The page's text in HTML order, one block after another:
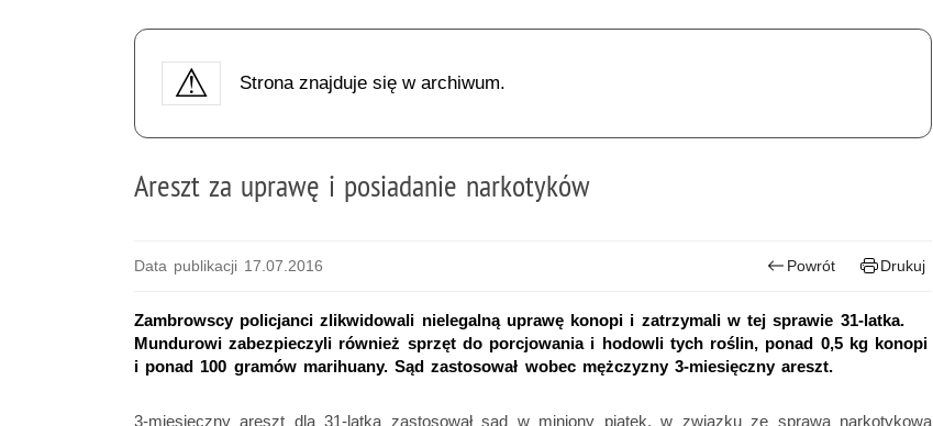
Strona znajduje się w archiwum.
Areszt za uprawę i posiadanie narkotyków
Data publikacji 17.07.2016 Powrót Drukuj
Zambrowscy policjanci zlikwidowali nielegalną uprawę konopi i zatrzymali w tej sprawie 31-latka.
Mundurowi zabezpieczyli również sprzęt do porcjowania i hodowli tych roślin, ponad 0,5 kg konopi
i ponad 100 gramów marihuany. Sąd zastosował wobec mężczyzny 3-miesięczny areszt.
3-miesięczny areszt dla 31-latka zastosował sąd w miniony piątek, w związku ze sprawą narkotykową